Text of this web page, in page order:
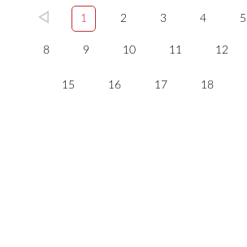
1 2 3 4 5
8 9 10 11 12
15 16 17 18